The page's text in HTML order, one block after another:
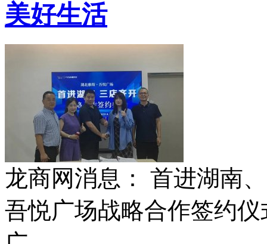
美好生活
龙商网消息： 首进湖南
吾悦广场战略合作签约